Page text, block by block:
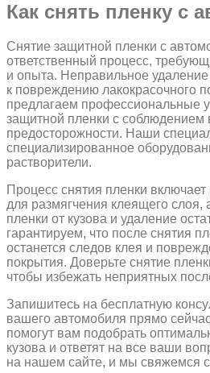
Как снять пленку с
Снятие защитной пленки с
ответственный процесс,
и опыта. Неправильное
к повреждению лакокрасочного
предлагаем профессиональные
защитной пленки с
предосторожности. Наши
специализированное
растворители.
Процесс снятия пленки
для размягчения клеящего слоя,
пленки от кузова и удаление
гарантируем, что после снятия
останется следов клея и
покрытия. Доверьте снятие
чтобы избежать неприятных
Запишитесь на бесплатную
вашего автомобиля прямо
помогут вам подобрать
кузова и ответят на все ваши
на нашем сайте, и мы свяжемся